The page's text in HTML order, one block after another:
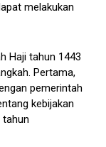
melakukan
Haji tahun 1443
Pertama,
pemerintah
kebijakan
tahun